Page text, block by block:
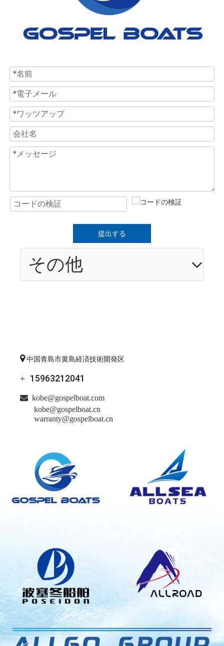
提出する
その他
中国青島市黄島経済技術開発区
+ 15963212041
 kobe@gospelboat.com
kobe@gospelboat.cn
warranty@gospelboat.cn